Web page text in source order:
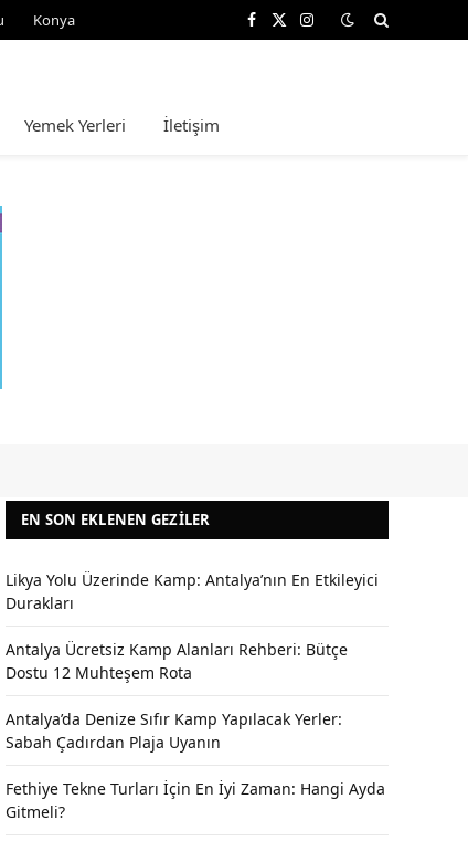
Konya Facebook
X
Instagram
Yemek Yerleri İletişim
EN SON EKLENEN GEZILER
Likya Yolu Üzerinde Kamp: Antalya’nın En Etkileyici
Durakları
Antalya Ücretsiz Kamp Alanları Rehberi: Bütçe
Dostu 12 Muhteşem Rota
Antalya’da Denize Sıfır Kamp Yapılacak Yerler:
Sabah Çadırdan Plaja Uyanın
Fethiye Tekne Turları İçin En İyi Zaman: Hangi Ayda
Gitmeli?